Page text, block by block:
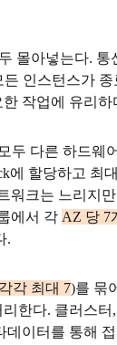
몰아넣는다.
인스턴스가
작업에 유리하
두 다른 하드웨
에 할당하고 최
워크는 느리지
에서 각 AZ 당 7
.
각각 최대 7)를 묶
한다. 클러스터,
데이터를 통해